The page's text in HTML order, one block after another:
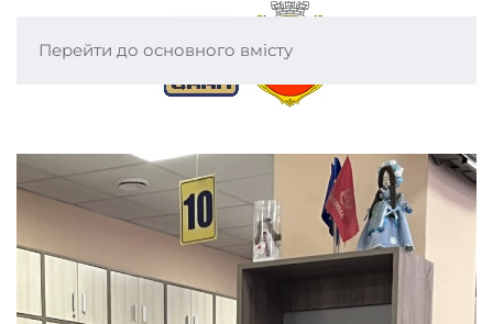
Перейти до основного вмісту